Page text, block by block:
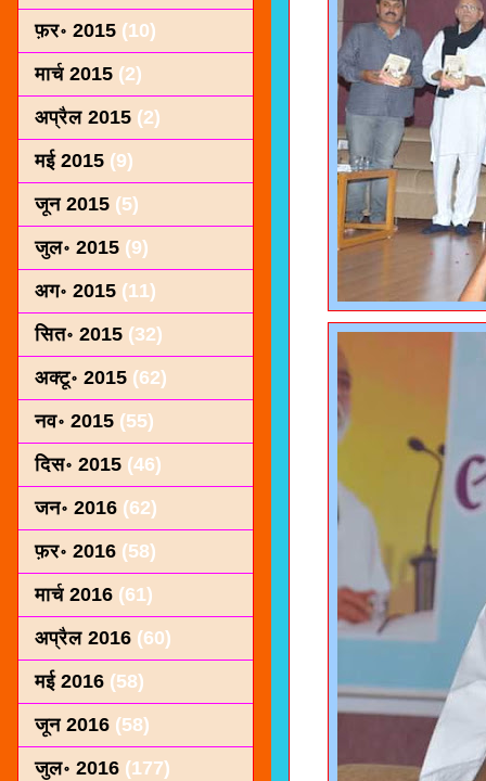
फ़र॰ 2015 (10)
मार्च 2015 (2)
अप्रैल 2015 (2)
मई 2015 (9)
जून 2015 (5)
जुल॰ 2015 (9)
अग॰ 2015 (11)
सित॰ 2015 (32)
अक्टू॰ 2015 (62)
नव॰ 2015 (55)
दिस॰ 2015 (46)
जन॰ 2016 (62)
फ़र॰ 2016 (58)
मार्च 2016 (61)
अप्रैल 2016 (60)
मई 2016 (58)
जून 2016 (58)
जुल॰ 2016 (177)